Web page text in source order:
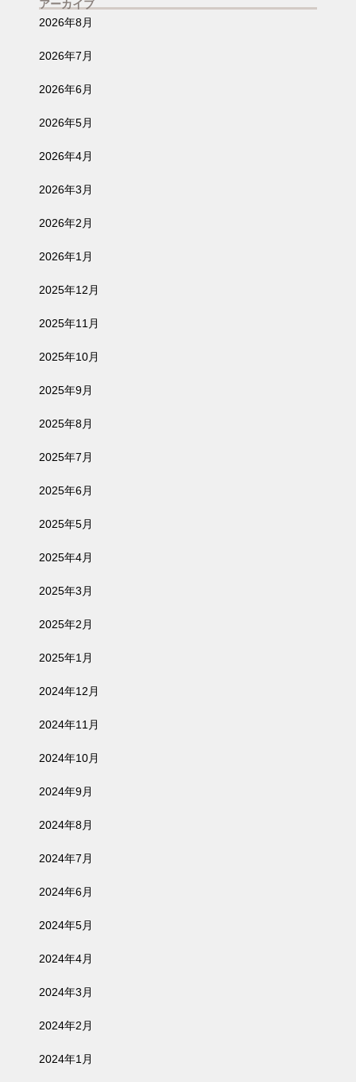
アーカイブ
2026年8月
2026年7月
2026年6月
2026年5月
2026年4月
2026年3月
2026年2月
2026年1月
2025年12月
2025年11月
2025年10月
2025年9月
2025年8月
2025年7月
2025年6月
2025年5月
2025年4月
2025年3月
2025年2月
2025年1月
2024年12月
2024年11月
2024年10月
2024年9月
2024年8月
2024年7月
2024年6月
2024年5月
2024年4月
2024年3月
2024年2月
2024年1月